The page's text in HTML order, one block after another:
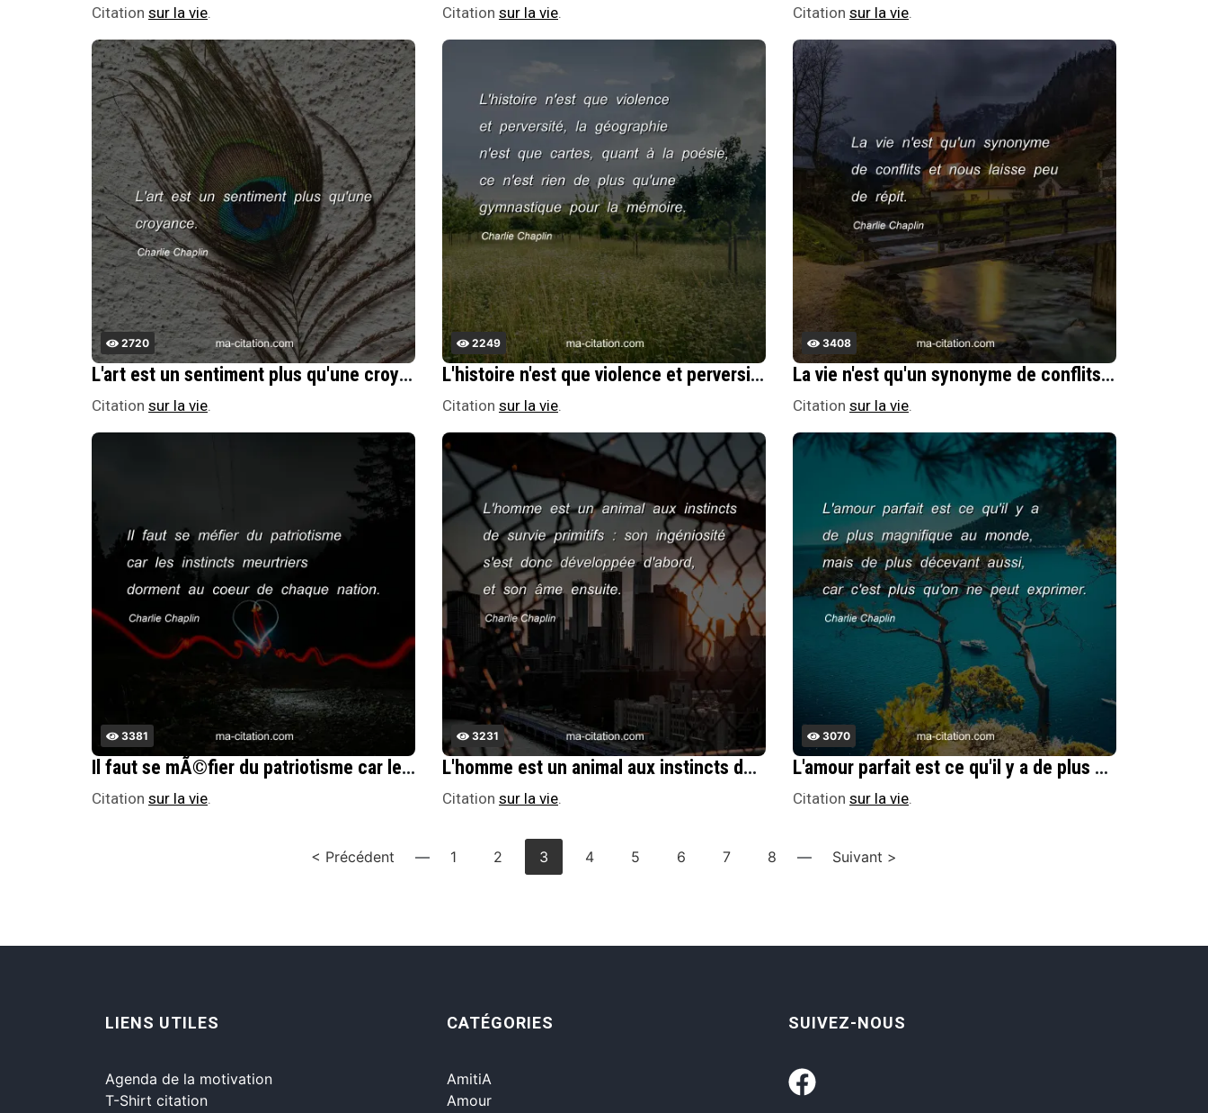
Citation sur la vie. Citation sur la vie. Citation sur la vie.
2720
L'art est un sentiment plus qu'une croyance.
Citation sur la vie.
2249
L'histoire n'est que violence et perversitÃ©, la gÃ©ographie n'est que cartes, quant Ã la poÃ©sie, ce n'est rien de plus qu'une gymnastique pour la mÃ©moire.
Citation sur la vie.
3408
La vie n'est qu'un synonyme de conflits et nous laisse peu de rÃ©pit.
Citation sur la vie.
3381
Il faut se mÃ©fier du patriotisme car les instincts meurtriers dorment au coeur de chaque nation.
Citation sur la vie.
3231
L'homme est un animal aux instincts de survie primitifs : son ingÃ©niositÃ© s'est donc dÃ©veloppÃ©e d'abord, et son Ã¢me ensuite.
Citation sur la vie.
3070
L'amour parfait est ce qu'il y a de plus magnifique au monde, mais de plus dÃ©cevant aussi, car c'est plus qu'on ne peut exprimer.
Citation sur la vie.
< Précédent — 1 2 3 4 5 6 7 8 — Suivant >
LIENS UTILES
Agenda de la motivation
T-Shirt citation
CATÉGORIES
AmitiA
Amour
SUIVEZ-NOUS